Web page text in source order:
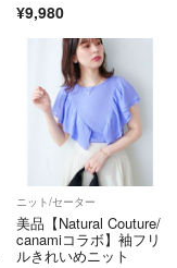
¥9,980
ニット/セーター
美品【Natural Couture/
canamiコラボ】袖フリ
ルきれいめニット